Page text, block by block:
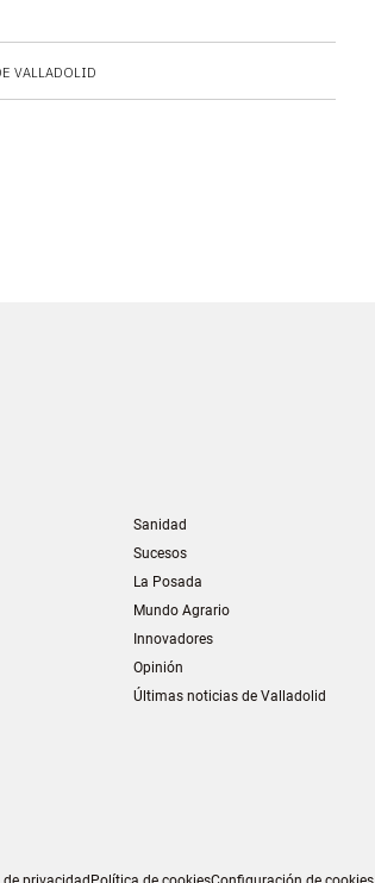
VALLADOLID
Sanidad
Sucesos
La Posada
Mundo Agrario
Innovadores
Opinión
Últimas noticias de Valladolid